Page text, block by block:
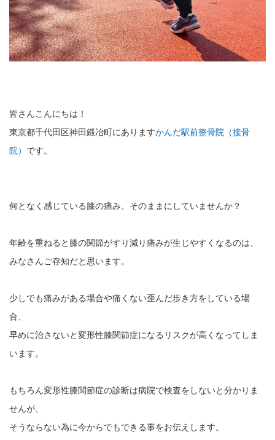
皆さんこんにちは！
東京都千代田区神田鍛冶町にありますかんだ駅前整骨院（接骨
院） です。
何となく感じている膝の痛み、そのままにしていませんか？
年齢を重ねると膝の関節がすり減り痛みが生じやすくなるのは、
みなさんご存知だと思います。
少しでも痛みがある場合や痛くない歪んだ歩き方をしている場
合、
早めに治さないと変形性膝関節症になるリスクが高くなってしま
います。
もちろん変形性膝関節症の診断は病院で検査をしないと分かりま
せんが、
そうならない為に今からでもできる事をお伝えします。